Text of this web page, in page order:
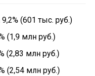
(601 тыс. руб.)
(1,9 млн руб.)
(2,83 млн руб.)
(2,54 млн руб.)